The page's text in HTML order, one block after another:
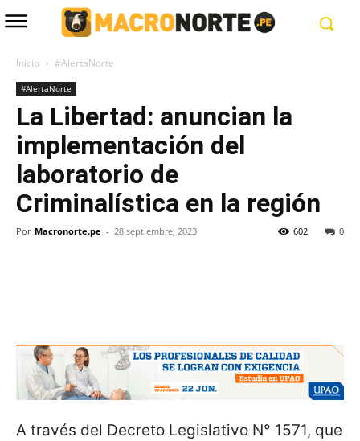
Inicio #AlertaNorte
#AlertaNorte
La Libertad: anuncian la
implementación del
laboratorio de
Criminalística en la región
Por Macronorte.pe - 28 septiembre, 2023 0
602
A través del Decreto Legislativo N° 1571, que